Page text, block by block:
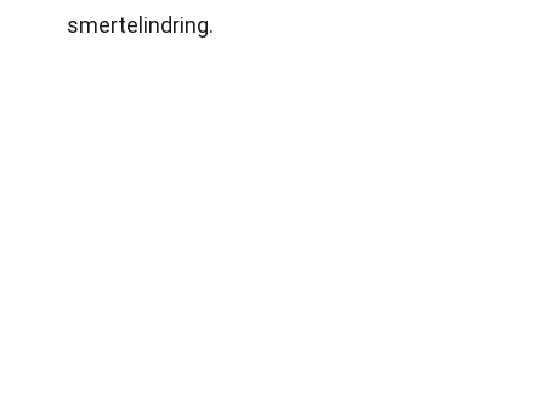
smertelindring.